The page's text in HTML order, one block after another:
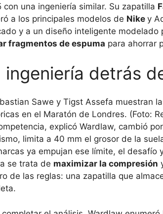
con una ingeniería similar. Su zapatilla
a los principales modelos de Nike y
y a un diseño inteligente
fragmentos de espuma para ahorrar
ingeniería detrás
explicó Wardlaw, cambió
limita a 40 mm el grosor de la
ya empujan ese límite, el desafío
se trata de maximizar la compresión
de las reglas: una zapatilla que